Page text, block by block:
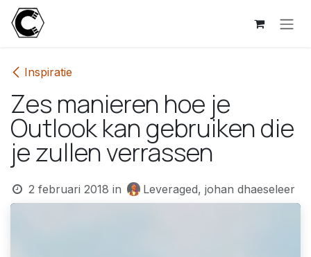
Overslaan naar inhoud
Inspiratie
Zes manieren hoe je
Outlook kan gebruiken die
je zullen verrassen
2 februari 2018 in Leveraged, johan dhaeseleer